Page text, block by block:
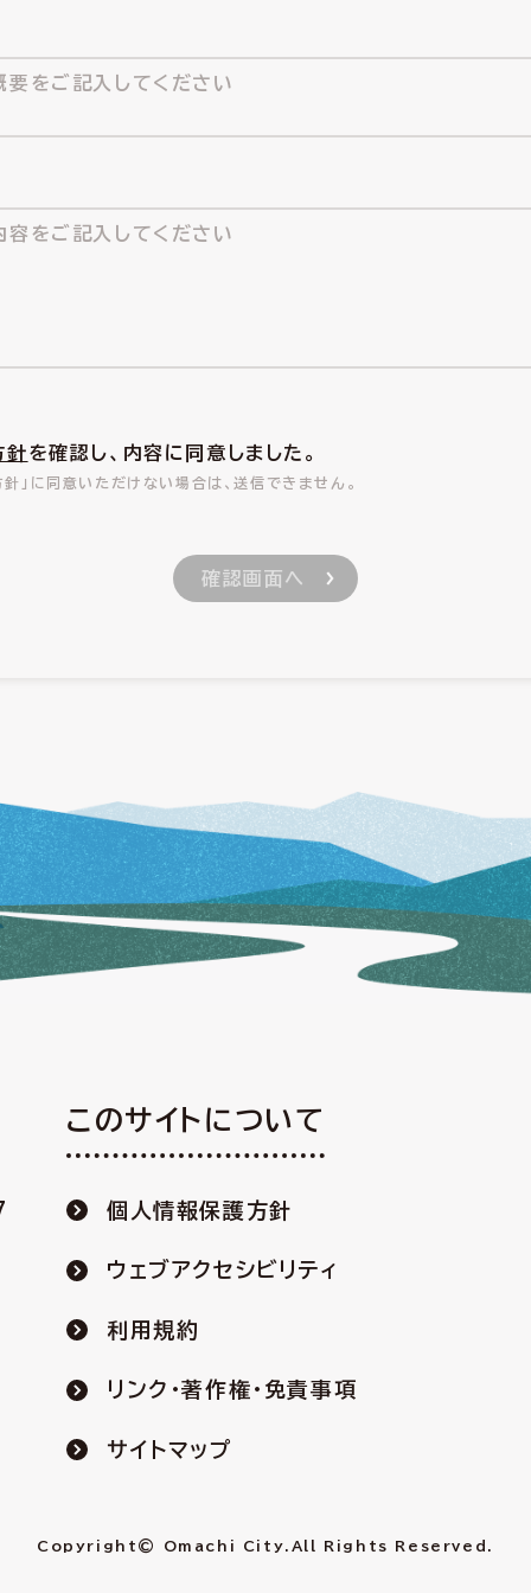
針を確認し、内容に同意しました。
」に同意いただけない場合は、送信できません。
このサイトについて
個人情報保護方針
ウェブアクセシビリティ
利用規約
リンク・著作権・免責事項
サイトマップ
Copyright© Omachi City. All Rights Reserved.